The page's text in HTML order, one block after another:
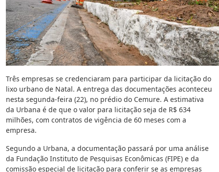
Três empresas se credenciaram para participar da licitação do
lixo urbano de Natal. A entrega das documentações aconteceu
nesta segunda-feira (22), no prédio do Cemure. A estimativa
da Urbana é de que o valor para licitação seja de R$ 634
milhões, com contratos de vigência de 60 meses com a
empresa.
Segundo a Urbana, a documentação passará por uma análise
da Fundação Instituto de Pesquisas Econômicas (FIPE) e da
comissão especial de licitação para conferir se as empresas